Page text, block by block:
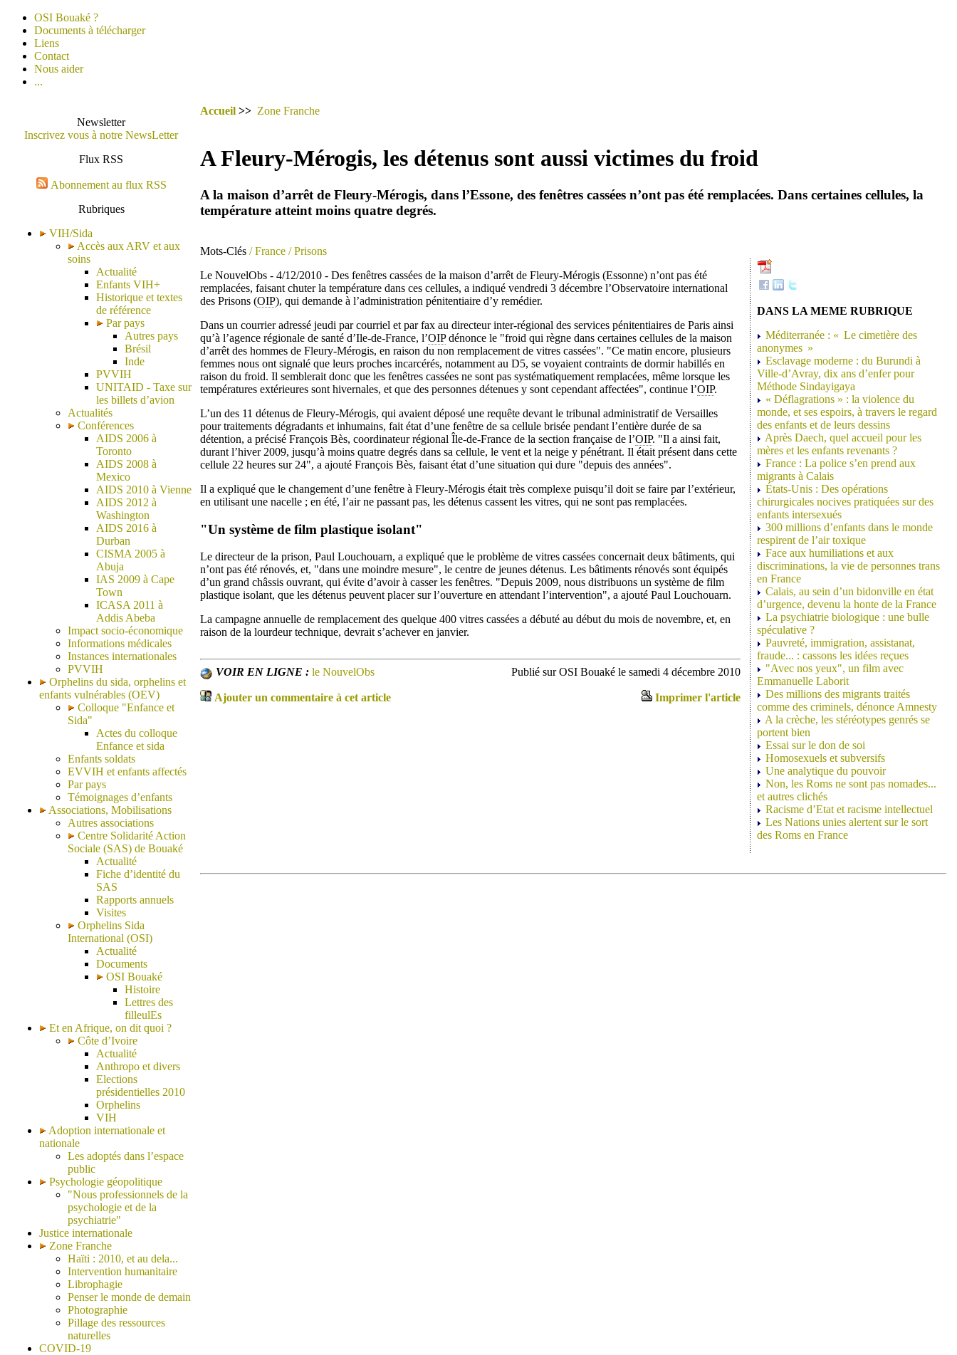
OSI Bouaké ?
Documents à télécharger
Liens
Contact
Nous aider
...
Newsletter
Inscrivez vous à notre NewsLetter
Flux RSS
Abonnement au flux RSS
Rubriques
VIH/Sida
Accès aux ARV et aux
soins
Actualité
Enfants VIH+
Historique et textes
de référence
Par pays
Autres pays
Brésil
Inde
PVVIH
UNITAID - Taxe sur
les billets d’avion
Actualités
Conférences
AIDS 2006 à
Toronto
AIDS 2008 à
Mexico
AIDS 2010 à Vienne
AIDS 2012 à
Washington
AIDS 2016 à
Durban
CISMA 2005 à
Abuja
IAS 2009 à Cape
Town
ICASA 2011 à
Addis Abeba
Impact socio-économique
Informations médicales
Instances internationales
PVVIH
Orphelins du sida, orphelins et
enfants vulnérables (OEV)
Colloque "Enfance et
Sida"
Actes du colloque
Enfance et sida
Enfants soldats
EVVIH et enfants affectés
Par pays
Témoignages d’enfants
Associations, Mobilisations
Autres associations
Centre Solidarité Action
Sociale (SAS) de Bouaké
Actualité
Fiche d’identité du
SAS
Rapports annuels
Visites
Orphelins Sida
International (OSI)
Actualité
Documents
OSI Bouaké
Histoire
Lettres des
filleulEs
Et en Afrique, on dit quoi ?
Côte d’Ivoire
Actualité
Anthropo et divers
Elections
présidentielles 2010
Orphelins
VIH
Adoption internationale et
nationale
Les adoptés dans l’espace
public
Psychologie géopolitique
"Nous professionnels de la
psychologie et de la
psychiatrie"
Justice internationale
Zone Franche
Haïti : 2010, et au dela...
Intervention humanitaire
Librophagie
Penser le monde de demain
Photographie
Pillage des ressources
naturelles
COVID-19
Accueil >> Zone Franche
A Fleury-Mérogis, les détenus sont aussi victimes du froid
A la maison d’arrêt de Fleury-Mérogis, dans l’Essone, des fenêtres cassées n’ont pas été remplacées. Dans certaines cellules, la
température atteint moins quatre degrés.
Mots-Clés / France / Prisons
Le NouvelObs - 4/12/2010 - Des fenêtres cassées de la maison d’arrêt de Fleury-Mérogis (Essonne) n’ont pas été
remplacées, faisant chuter la température dans ces cellules, a indiqué vendredi 3 décembre l’Observatoire international
des Prisons (OIP), qui demande à l’administration pénitentiaire d’y remédier.
Dans un courrier adressé jeudi par courriel et par fax au directeur inter-régional des services pénitentiaires de Paris ainsi
qu’à l’agence régionale de santé d’Ile-de-France, l’OIPdénonce le "froid qui règne dans certaines cellules de la maison
d’arrêt des hommes de Fleury-Mérogis, en raison du non remplacement de vitres cassées". "Ce matin encore, plusieurs
femmes nous ont signalé que leurs proches incarcérés, notamment au D5, se voyaient contraints de dormir habillés en
raison du froid. Il semblerait donc que les fenêtres cassées ne sont pas systématiquement remplacées, même lorsque les
températures extérieures sont hivernales, et que des personnes détenues y sont cependant affectées", continue l’OIP.
L’un des 11 détenus de Fleury-Mérogis, qui avaient déposé une requête devant le tribunal administratif de Versailles
pour traitements dégradants et inhumains, fait état d’une fenêtre de sa cellule brisée pendant l’entière durée de sa
détention, a précisé François Bès, coordinateur régional Île-de-France de la section française de l’OIP. "Il a ainsi fait,
durant l’hiver 2009, jusqu’à moins quatre degrés dans sa cellule, le vent et la neige y pénétrant. Il était présent dans cette
cellule 22 heures sur 24", a ajouté François Bès, faisant état d’une situation qui dure "depuis des années".
Il a expliqué que le changement d’une fenêtre à Fleury-Mérogis était très complexe puisqu’il doit se faire par l’extérieur,
en utilisant une nacelle ; en été, l’air ne passant pas, les détenus cassent les vitres, qui ne sont pas remplacées.
"Un système de film plastique isolant"
Le directeur de la prison, Paul Louchouarn, a expliqué que le problème de vitres cassées concernait deux bâtiments, qui
n’ont pas été rénovés, et, "dans une moindre mesure", le centre de jeunes détenus. Les bâtiments rénovés sont équipés
d’un grand châssis ouvrant, qui évite d’avoir à casser les fenêtres. "Depuis 2009, nous distribuons un système de film
plastique isolant, que les détenus peuvent placer sur l’ouverture en attendant l’intervention", a ajouté Paul Louchouarn.
La campagne annuelle de remplacement des quelque 400 vitres cassées a débuté au début du mois de novembre, et, en
raison de la lourdeur technique, devrait s’achever en janvier.
VOIR EN LIGNE : le NouvelObs Publié sur OSI Bouaké le samedi 4 décembre 2010
Ajouter un commentaire à cet article Imprimer l'article
DANS LA MEME RUBRIQUE
Méditerranée : « Le cimetière des
anonymes »
Esclavage moderne : du Burundi à
Ville-d’Avray, dix ans d’enfer pour
Méthode Sindayigaya
« Déflagrations » : la violence du
monde, et ses espoirs, à travers le regard
des enfants et de leurs dessins
Après Daech, quel accueil pour les
mères et les enfants revenants ?
France : La police s’en prend aux
migrants à Calais
États-Unis : Des opérations
chirurgicales nocives pratiquées sur des
enfants intersexués
300 millions d’enfants dans le monde
respirent de l’air toxique
Face aux humiliations et aux
discriminations, la vie de personnes trans
en France
Calais, au sein d’un bidonville en état
d’urgence, devenu la honte de la France
La psychiatrie biologique : une bulle
spéculative ?
Pauvreté, immigration, assistanat,
fraude... : cassons les idées reçues
"Avec nos yeux", un film avec
Emmanuelle Laborit
Des millions des migrants traités
comme des criminels, dénonce Amnesty
A la crèche, les stéréotypes genrés se
portent bien
Essai sur le don de soi
Homosexuels et subversifs
Une analytique du pouvoir
Non, les Roms ne sont pas nomades...
et autres clichés
Racisme d’Etat et racisme intellectuel
Les Nations unies alertent sur le sort
des Roms en France